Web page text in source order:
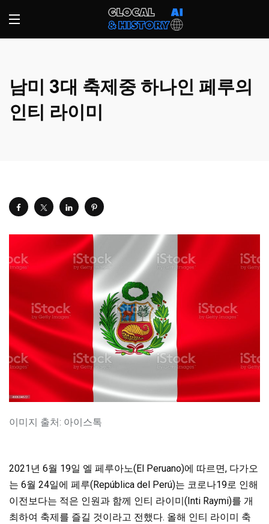
남미 3대 축제중 하나인 페루의
인티 라이미
이미지 출처: 아이스톡
2021년 6월 19일 엘 페루아노(El Peruano)에 따르면, 다가오
는 6월 24일에 페루(República del Perú)는 코로나19로 인해
이전보다는 적은 인원과 함께 인티 라이미(Inti Raymi)를 개
최하여 축제를 즐길 것이라고 전했다. 올해 인티 라이미 축